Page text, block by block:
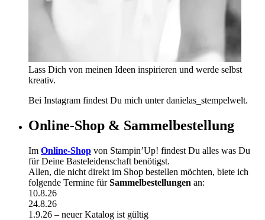
Lass Dich von meinen Ideen inspirieren und werde selbst
kreativ.
Bei Instagram findest Du mich unter danielas_stempelwelt.
Online-Shop & Sammelbestellung
Im Online-Shop von Stampin’Up! findest Du alles was Du
für Deine Basteleidenschaft benötigst.
Allen, die nicht direkt im Shop bestellen möchten, biete ich
folgende Termine fürSammelbestellungen an:
10.8.26
24.8.26
1.9.26 – neuer Katalog ist gültig